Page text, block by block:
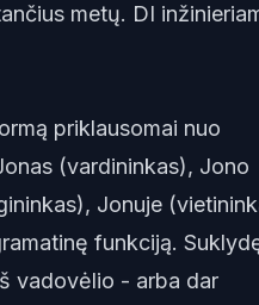
metų. DI
priklausomai nuo
(vardininkas), Jono
Jonuje
funkciją.
vadovėlio - arba dar